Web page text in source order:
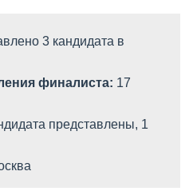
3 кандидата в
финалиста: 17
представлены, 1